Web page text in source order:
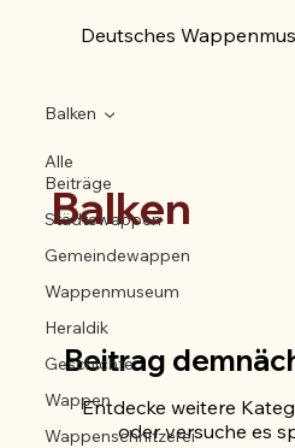
Deutsches
Alle
Beiträge
Städtewappen
Gemeindewappen
Wappenmuseum
Heraldik
Geschichte
Wappen
Wappenschnitzerei
Balken
Balken
Beitrag
Entdecke weitere
oder versuche es